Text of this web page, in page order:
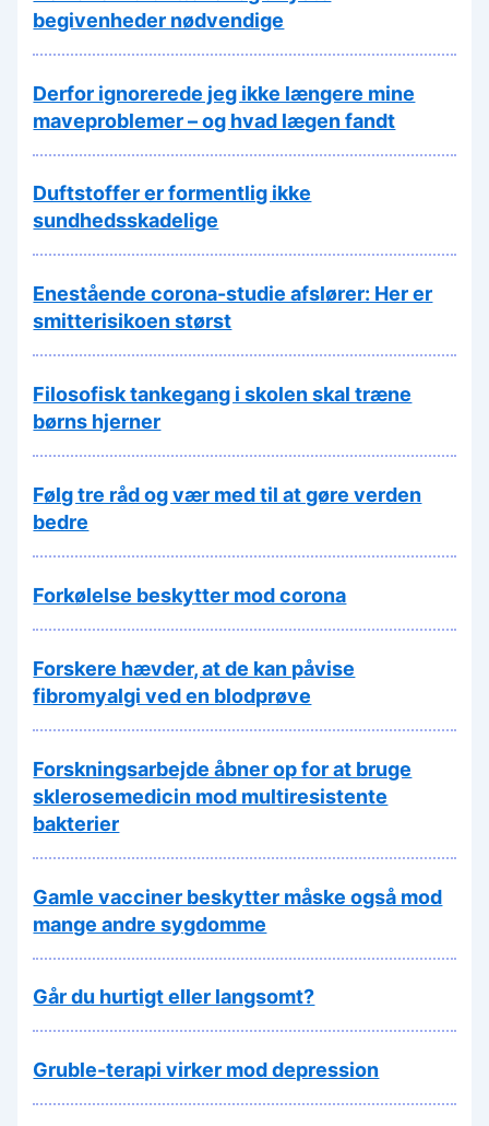
begivenheder nødvendige
Derfor ignorerede jeg ikke længere mine
maveproblemer – og hvad lægen fandt
Duftstoffer er formentlig ikke
sundhedsskadelige
Enestående corona-studie afslører: Her er
smitterisikoen størst
Filosofisk tankegang i skolen skal træne
børns hjerner
Følg tre råd og vær med til at gøre verden
bedre
Forkølelse beskytter mod corona
Forskere hævder, at de kan påvise
fibromyalgi ved en blodprøve
Forskningsarbejde åbner op for at bruge
sklerosemedicin mod multiresistente
bakterier
Gamle vacciner beskytter måske også mod
mange andre sygdomme
Går du hurtigt eller langsomt?
Gruble-terapi virker mod depression